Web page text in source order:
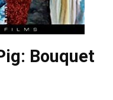
Bouquet